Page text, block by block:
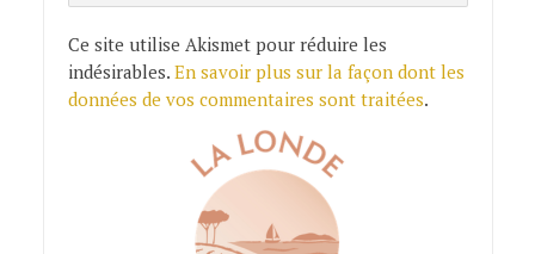
Ce site utilise Akismet pour réduire les
indésirables. En savoir plus sur la façon dont les
données de vos commentaires sont traitées.